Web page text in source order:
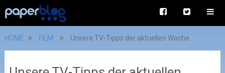
HOME FILM Unsere TV-Tipps der aktuellen Woche